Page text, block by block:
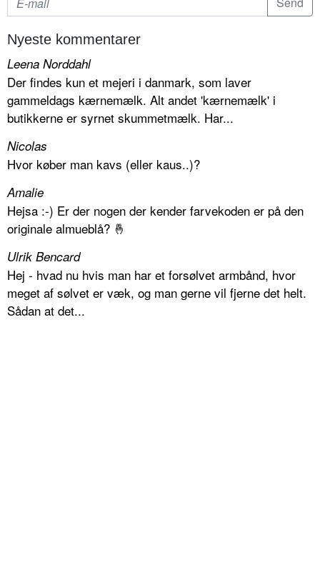
Nyeste kommentarer
Leena Norddahl
Der findes kun et mejeri i danmark, som laver
gammeldags kærnemælk. Alt andet 'kærnemælk' i
butikkerne er syrnet skummetmælk. Har...
Nicolas
Hvor køber man kavs (eller kaus..)?
Amalie
Hejsa :-) Er der nogen der kender farvekoden er på den
originale almueblå? 🤞
Ulrik Bencard
Hej - hvad nu hvis man har et forsølvet armbånd, hvor
meget af sølvet er væk, og man gerne vil fjerne det helt.
Sådan at det...